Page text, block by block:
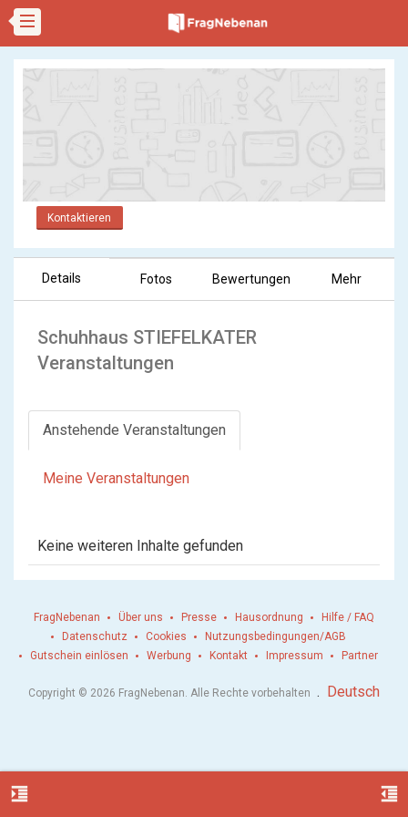
Kontaktieren
Details Fotos Bewertungen Mehr
Schuhhaus STIEFELKATER
Veranstaltungen
Anstehende Veranstaltungen
Meine Veranstaltungen
Keine weiteren Inhalte gefunden
format_indent_increase format_indent_decrease
FragNebenan Über uns Presse Hausordnung
Hilfe / FAQ
Datenschutz
Cookies
Nutzungsbedingungen/AGB
Gutschein einlösen
Werbung Kontakt Impressum Partner
Copyright © 2026 FragNebenan. Alle Rechte vorbehalten . Deutsch